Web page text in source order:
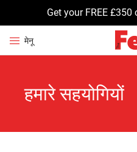
Get your FREE
मेनू
हमारे सहयोगियों